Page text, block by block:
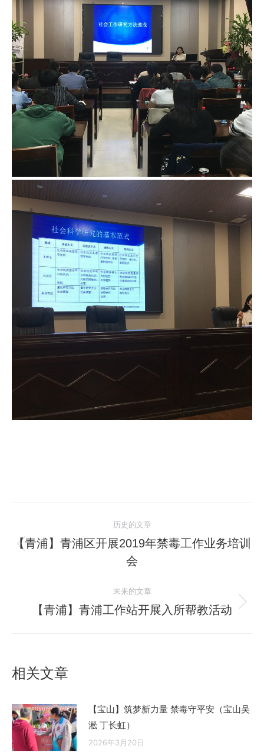
章
历史的文章
史
章：
【青浦】青浦区开展2019年禁毒工作业务培训
会
未来的文章
未
【青浦】青浦工作站开展入所帮教活动
相关文章
【宝山】筑梦新力量 禁毒守平安（宝山吴
淞 丁长虹）
2026年3月20日